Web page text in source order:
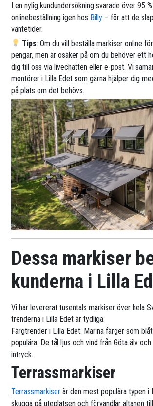
I en nylig kundundersökning svarade över 95
onlinebeställning igen hos Billy – för att de
väntetider.
Tips: Om du vill beställa markiser online
pengar, men är osäker på om du behöver ett
dig till oss via livechatten eller e-post. Vi
montörer i Lilla Edet som gärna hjälper dig
på plats om det behövs.
Dessa markiser
kunderna i Lilla
Vi har levererat tusentals markiser över hela
trenderna i Lilla Edet är tydliga.
Färgtrender i Lilla Edet: Marina färger som
populära. De tål ljus och vind från Göta älv
intryck.
Terrassmarkiser
Terrassmarkiser är den mest populära typen i
skugga på uteplatsen och förvandlar altanen